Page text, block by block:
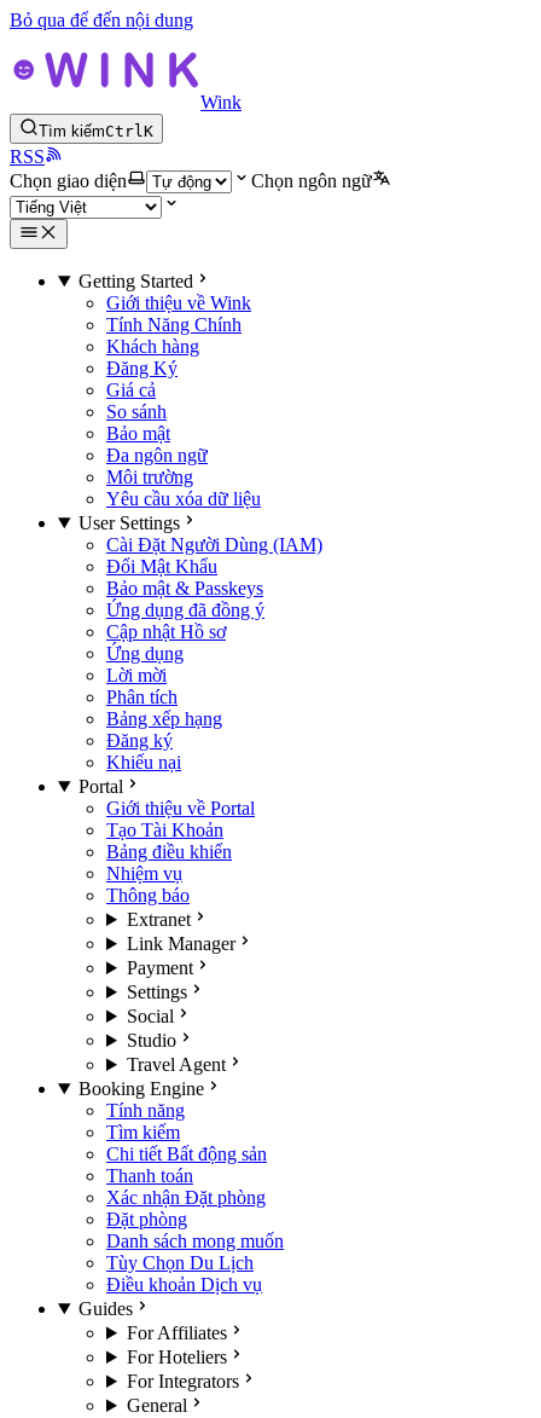
Bỏ qua để đến nội dung
Wink
Tìm kiếmCtrlK
RSS
Chọn giao diện
Chọn ngôn ngữ
Getting Started
Giới thiệu về Wink
Tính Năng Chính
Khách hàng
Đăng Ký
Giá cả
So sánh
Bảo mật
Đa ngôn ngữ
Môi trường
Yêu cầu xóa dữ liệu
User Settings
Cài Đặt Người Dùng (IAM)
Đổi Mật Khẩu
Bảo mật & Passkeys
Ứng dụng đã đồng ý
Cập nhật Hồ sơ
Ứng dụng
Lời mời
Phân tích
Bảng xếp hạng
Đăng ký
Khiếu nại
Portal
Giới thiệu về Portal
Tạo Tài Khoản
Bảng điều khiển
Nhiệm vụ
Thông báo
Extranet
Link Manager
Payment
Settings
Social
Studio
Travel Agent
Booking Engine
Tính năng
Tìm kiếm
Chi tiết Bất động sản
Thanh toán
Xác nhận Đặt phòng
Đặt phòng
Danh sách mong muốn
Tùy Chọn Du Lịch
Điều khoản Dịch vụ
Guides
For Affiliates
For Hoteliers
For Integrators
General